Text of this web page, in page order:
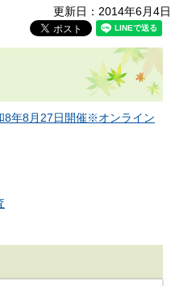
更新日：2014年6月4日
8年8月27日開催※オンライン